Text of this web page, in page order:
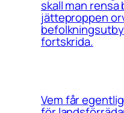
skall man rensa
jätteproppen
fortskrida.
Vem får